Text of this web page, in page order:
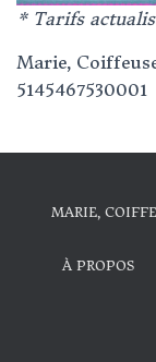
* Tarifs
Marie,
5145467530001
MARIE,
À PROPOS